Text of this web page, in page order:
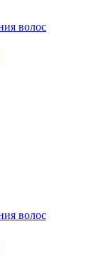
волос
волос